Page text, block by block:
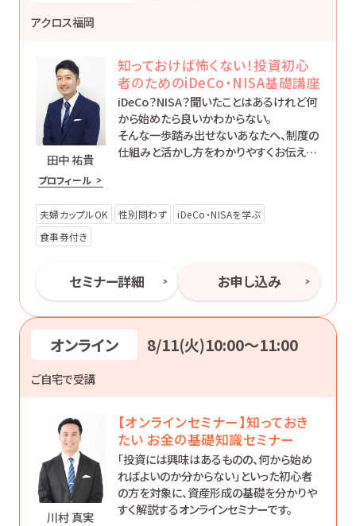
アクロス福岡
田中 祐貴
プロフィール
知っておけば怖くない！投資初心
者のためのiDeCo・NISA基礎講座
iDeCo？NISA？聞いたことはあるけれど何
から始めたら良いかわからない。
そんな一歩踏み出せないあなたへ、制度の
仕組みと活かし方をわかりやすくお伝えし
夫婦カップルOK 性別問わず
iDeCo・NISAを学ぶ
食事券付き
セミナー詳細 お申し込み
オンライン 8/11(火)10:00〜11:00
ご自宅で受講
川村 真実
【オンラインセミナー】知っておき
たい お金の基礎知識セミナー
「投資には興味はあるものの、何から始め
ればよいのか分からない」といった初心者
の方を対象に、資産形成の基礎を分かりや
すく解説するオンラインセミナーです。